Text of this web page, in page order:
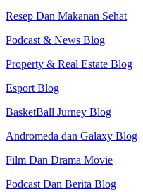
Resep Dan Makanan Sehat
Podcast & News Blog
Property & Real Estate Blog
Esport Blog
BasketBall Jurney Blog
Andromeda dan Galaxy Blog
Film Dan Drama Movie
Podcast Dan Berita Blog